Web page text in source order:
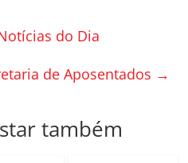
do Dia
de Aposentados →
também